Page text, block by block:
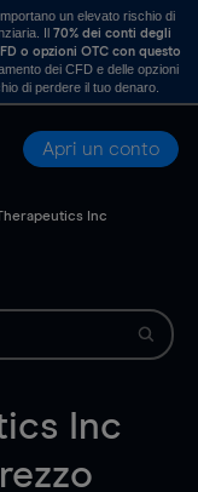
un elevato rischio di
Il70% dei conti degli
o opzioni OTC con questo
dei CFD e delle opzioni
di perdere il tuo denaro.
Apri un conto
Inc
Inc